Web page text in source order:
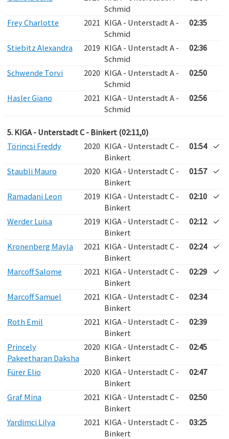
Schmid
Frey Charlotte 2021 KIGA - Unterstadt A -
Schmid
02:35
Stiebitz Alexandra 2019 KIGA - Unterstadt A -
Schmid
02:36
Schwende Torvi 2020 KIGA - Unterstadt A -
Schmid
02:50
Hasler Giano 2021 KIGA - Unterstadt A -
Schmid
02:56
5. KIGA - Unterstadt C - Binkert (02:11,0)
Törincsi Freddy
2020 KIGA - Unterstadt C -
Binkert
01:54 ✓
Staubli Mauro 2020 KIGA - Unterstadt C -
Binkert
01:57 ✓
Ramadani Leon 2019 KIGA - Unterstadt C -
Binkert
02:10 ✓
Werder Luisa 2019 KIGA - Unterstadt C -
Binkert
02:12 ✓
Kronenberg Mayla 2021 KIGA - Unterstadt C -
Binkert
02:24 ✓
Marcoff Salome 2021 KIGA - Unterstadt C -
Binkert
02:29 ✓
Marcoff Samuel 2021 KIGA - Unterstadt C -
Binkert
02:34
Roth Emil 2021 KIGA - Unterstadt C -
Binkert
02:39
Princely
Pakeetharan Daksha
2020 KIGA - Unterstadt C -
Binkert
02:45
Fürer Elio 2020 KIGA - Unterstadt C -
Binkert
02:47
Graf Mina 2021 KIGA - Unterstadt C -
Binkert
02:50
Yardimci Lilya 2021 KIGA - Unterstadt C -
Binkert
03:25